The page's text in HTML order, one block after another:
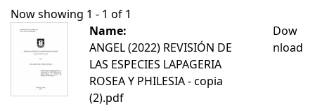
Now showing 1 - 1 of 1
Name:
ANGEL (2022) REVISIÓN DE
LAS ESPECIES LAPAGERIA
ROSEA Y PHILESIA - copia
(2).pdf
Dow
nload